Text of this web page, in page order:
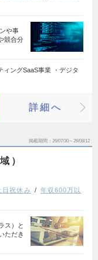
や事
競合分
ィングSaaS事業 ・デジタ
詳細へ
掲載期間 26/07/30～26/08/12
）
日祝休み
年収600万以
ス）と
ただき